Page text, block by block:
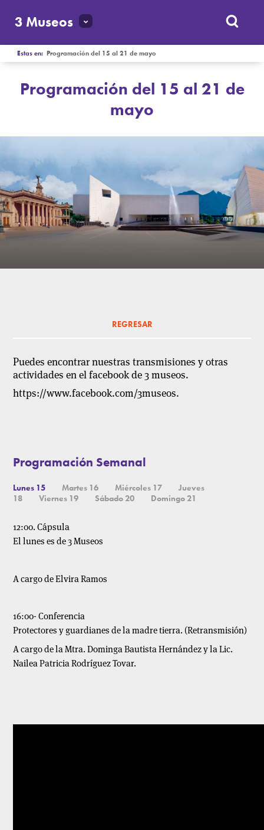
3 Museos
Estas en:Programación del 15 al 21 de mayo
Programación del 15 al 21 de
mayo
REGRESAR
Puedes encontrar nuestras transmisiones y otras
actividades en el facebook de 3 museos.
https://www.facebook.com/3museos.
Programación Semanal
Lunes 15 Martes 16 Miércoles 17
Jueves
18
Viernes 19 Sábado 20 Domingo 21
12:00. Cápsula
El lunes es de 3 Museos
A cargo de Elvira Ramos
16:00- Conferencia
Protectores y guardianes de la madre tierra. (Retransmisión)
A cargo de la Mtra. Dominga Bautista Hernández y la Lic.
Nailea Patricia Rodríguez Tovar.